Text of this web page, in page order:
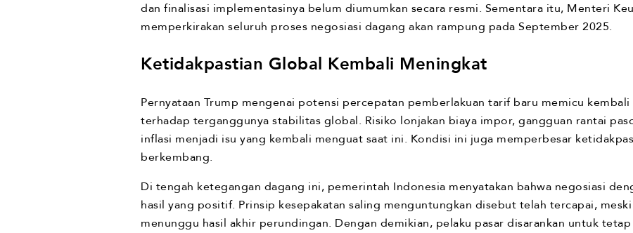
dan finalisasi implementasinya belum diumumkan secara resmi. Sementara itu, Menteri
memperkirakan seluruh proses negosiasi dagang akan rampung pada September 2025.
Ketidakpastian Global Kembali Meningkat
Pernyataan Trump mengenai potensi percepatan pemberlakuan tarif baru memicu
terhadap terganggunya stabilitas global. Risiko lonjakan biaya impor, gangguan rantai
inflasi menjadi isu yang kembali menguat saat ini. Kondisi ini juga memperbesar
berkembang.
Di tengah ketegangan dagang ini, pemerintah Indonesia menyatakan bahwa negosiasi
hasil yang positif. Prinsip kesepakatan saling menguntungkan disebut telah tercapai,
menunggu hasil akhir perundingan. Dengan demikian, pelaku pasar disarankan untuk